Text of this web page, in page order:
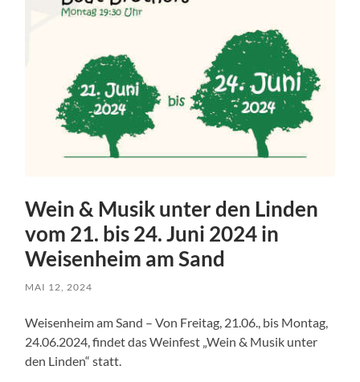
Wein & Musik unter den Linden
vom 21. bis 24. Juni 2024 in
Weisenheim am Sand
MAI 12, 2024
Weisenheim am Sand – Von Freitag, 21.06., bis Montag,
24.06.2024, findet das Weinfest „Wein & Musik unter
den Linden“ statt.